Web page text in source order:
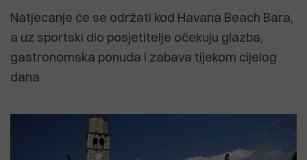
Natjecanje će se održati kod Havana Beach Bara,
a uz sportski dio posjetitelje očekuju glazba,
gastronomska ponuda i zabava tijekom cijelog
dana